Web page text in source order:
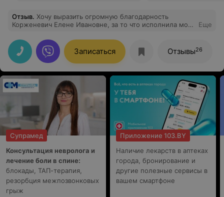
Отзыв. Хочу выразить огромную благодарность
Корженевич Елене Ивановне, за то что исполнила мою
профессионал и мастер своего дела. А так же
прекрасный, добрый и чуткий человек!!! Так же хочу
поблагодарить весь медицинский персонал за чистоту,
уют, отзывчивость, внимательное отношение! Надо
отметить отлично организованную работу палатных
медицинских сестер – это огромное счастье, что такие
компетентные, неравнодушные люди работают
именно там, где они больше всего нужны. С большой
любовью и уважением от Анастасии П.
Еще
Записаться Отзывы26
Супрамед
Консультация невролога и
лечение боли в спине:
блокады, ТАП-терапия,
резорбция межпозвонковых
грыж
Приложение 103.BY
Наличие лекарств в аптеках
города, бронирование и
другие полезные сервисы в
вашем смартфоне